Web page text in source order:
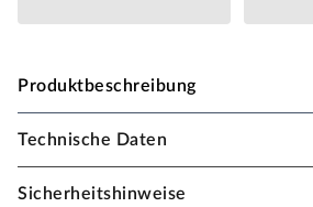
Produktbeschreibung
Fungoo Stelzenhaus Pluto
Technische Daten
Sicherheitshinweise